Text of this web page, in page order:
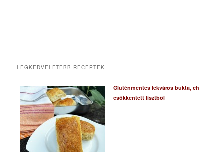
LEGKEDVELETEBB RECEPTEK
Gluténmentes lekváros bukta, ch
csökkentett lisztből